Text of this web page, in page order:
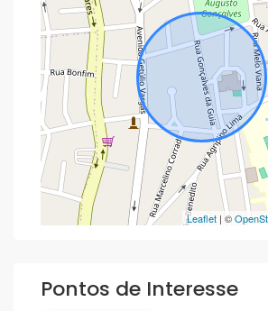
Leaflet | ©
Pontos de Interesse